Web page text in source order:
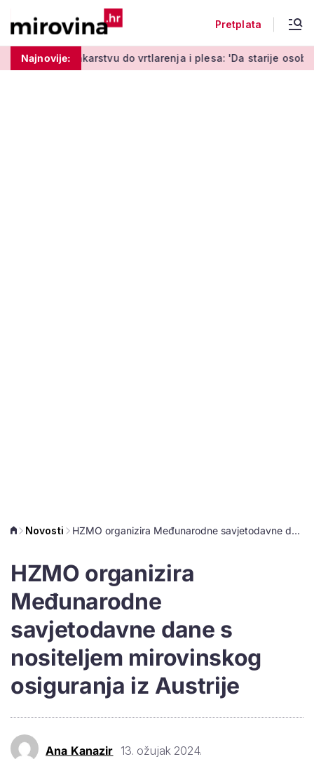
Pretplata
Najnovije:
do vrtlarenja i plesa: 'Da starije osobe ne ostavimo
Novosti HZMO organizira Međunarodne savjetodavne dane s nositeljem mirovinskog osiguranja iz Austrije
HZMO organizira
Međunarodne
savjetodavne dane s
nositeljem mirovinskog
osiguranja iz Austrije
Ana Kanazir 13. ožujak 2024.